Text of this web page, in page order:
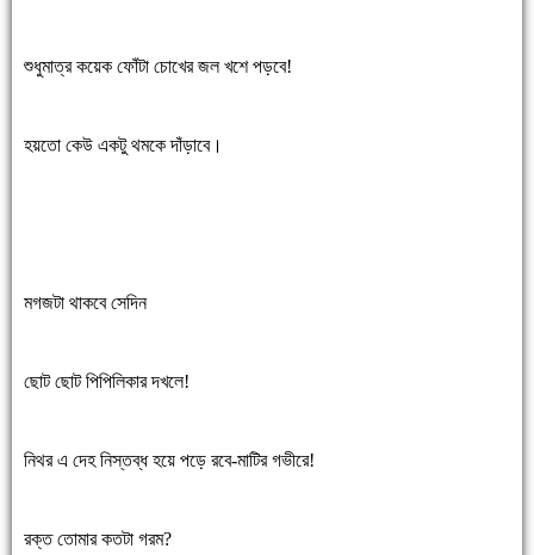
শুধুমাত্র কয়েক ফোঁটা চোখের জল খশে পড়বে!
হয়তো কেউ একটু থমকে দাঁড়াবে।
মগজটা থাকবে সেদিন
ছোট ছোট পিপিলিকার দখলে!
নিথর এ দেহ নিস্তব্ধ হয়ে পড়ে রবে-মাটির গভীরে!
রক্ত তোমার কতটা গরম?